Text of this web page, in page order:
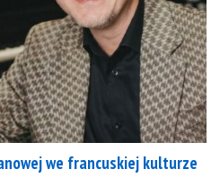
we francuskiej kulturze